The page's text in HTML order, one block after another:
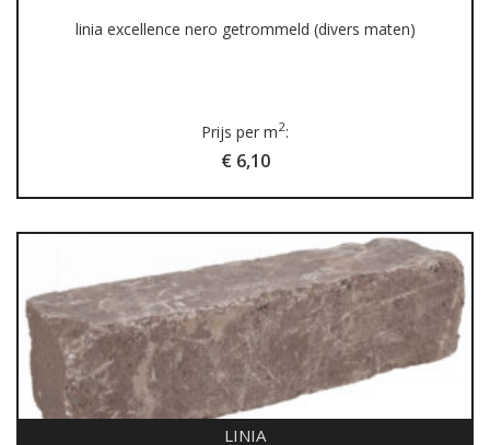
linia excellence nero getrommeld (divers maten)
Prijs per m2:
€ 6,10
LINIA